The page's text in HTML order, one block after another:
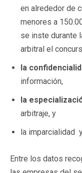
en alrededor de
menores a
se inste durante
arbitral el
la
información,
la
arbitraje, y
la imparcialidad
Entre los datos